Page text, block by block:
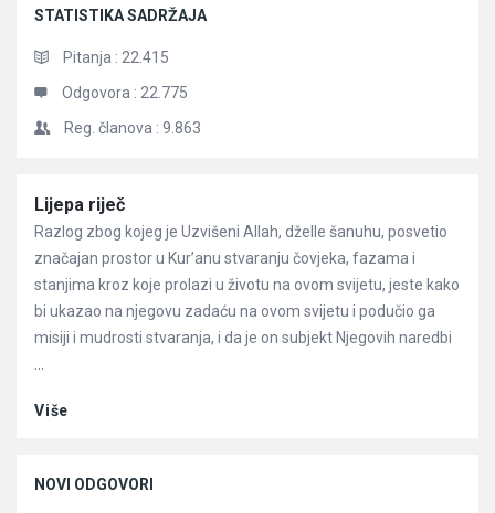
STATISTIKA SADRŽAJA
Pitanja : 22.415
Odgovora : 22.775
Reg. članova : 9.863
Članci
Lijepa riječ
Razlog zbog kojeg je Uzvišeni Allah, dželle šanuhu, posvetio
značajan prostor u Kur’anu stvaranju čovjeka, fazama i
stanjima kroz koje prolazi u životu na ovom svijetu, jeste kako
bi ukazao na njegovu zadaću na ovom svijetu i podučio ga
misiji i mudrosti stvaranja, i da je on subjekt Njegovih naredbi
Više
NOVI ODGOVORI